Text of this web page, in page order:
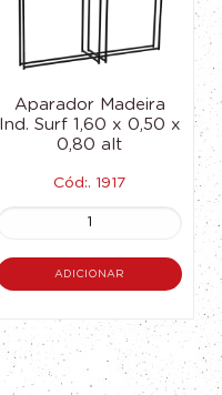
Aparador Madeira
Ind. Surf 1,60 x 0,50 x
0,80 alt
Cód:. 1917
ADICIONAR